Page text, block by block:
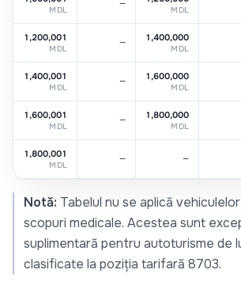
MDL
—
MDL
1,200,001
MDL
— 1,400,000
MDL
1,400,001
MDL
— 1,600,000
MDL
1,600,001
MDL
— 1,800,000
MDL
1,800,001
MDL
— —
Notă: Tabelul nu se aplică
scopuri medicale. Acestea sunt
suplimentară pentru autoturisme de
clasificate la poziția tarifară 8703.